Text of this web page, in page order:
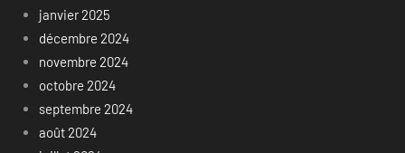
janvier 2025
décembre 2024
novembre 2024
octobre 2024
septembre 2024
août 2024